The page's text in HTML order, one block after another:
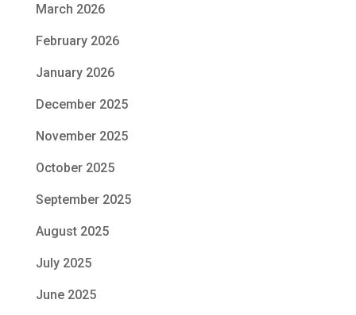
March 2026
February 2026
January 2026
December 2025
November 2025
October 2025
September 2025
August 2025
July 2025
June 2025